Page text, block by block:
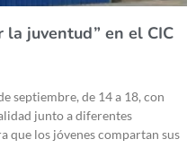
la juventud” en el CIC
septiembre, de 14 a 18, con
junto a diferentes
que los jóvenes compartan sus